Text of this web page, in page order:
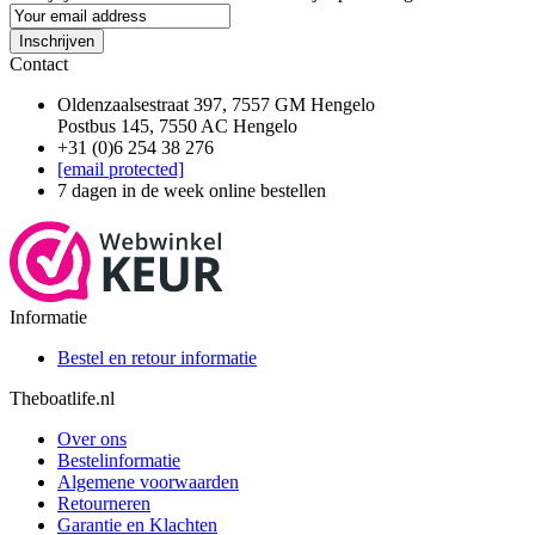
Inschrijven
Contact
Oldenzaalsestraat 397, 7557 GM Hengelo
Postbus 145, 7550 AC Hengelo
+31 (0)6 254 38 276
[email protected]
7 dagen in de week online bestellen
Informatie
Bestel en retour informatie
Theboatlife.nl
Over ons
Bestelinformatie
Algemene voorwaarden
Retourneren
Garantie en Klachten